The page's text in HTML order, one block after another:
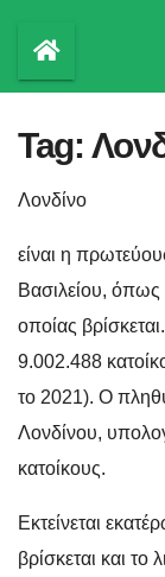
content
Tag:
Λονδίνο
είναι η
Βασιλείου, όπως
οποίας βρίσκεται.
9.002.488
το 2021). Ο
Λονδίνου,
κατοίκους.
Εκτείνεται
βρίσκεται και το